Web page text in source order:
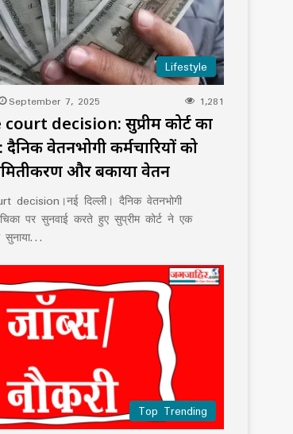
Lifestyle
September 7, 2025 1,281
decision: सुप्रीम कोर्ट का
वेतनभोगी कर्मचारियों को
और बकाया वेतन
decision।नई दिल्ली। दैनिक वेतनभोगी
पर सुनवाई करते हुए सुप्रीम कोर्ट ने एक
सुनाया…
Top Trending